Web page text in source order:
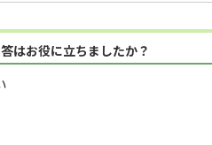
はお役に立ちましたか？